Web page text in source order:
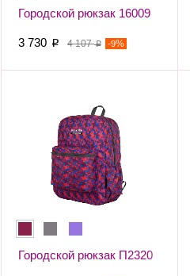
Городской рюкзак 16009
-9%
4 107p
3 730 p
Городской рюкзак П2320